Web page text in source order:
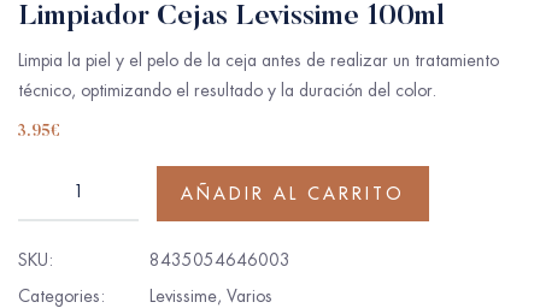
Limpiador Cejas Levissime 100ml
Limpia la piel y el pelo de la ceja antes de realizar un tratamiento
técnico, optimizando el resultado y la duración del color.
3.95€
AÑADIR AL CARRITO
SKU:
8435054646003
Categories:
Levissime, Varios